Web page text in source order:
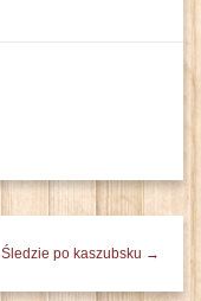
Śledzie po kaszubsku →